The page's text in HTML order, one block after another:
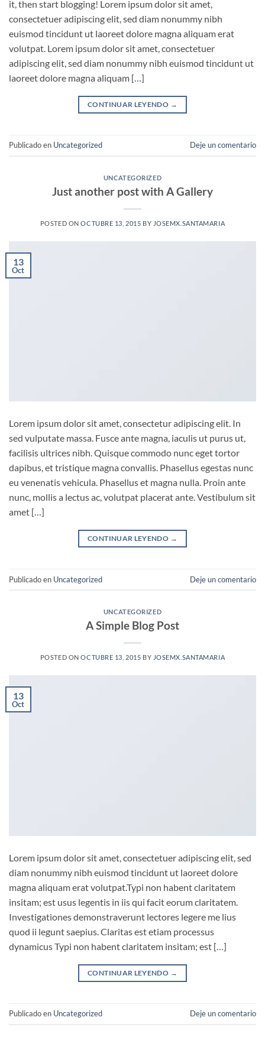
it, then start blogging! Lorem ipsum dolor sit amet,
consectetuer adipiscing elit, sed diam nonummy nibh
euismod tincidunt ut laoreet dolore magna aliquam erat
volutpat. Lorem ipsum dolor sit amet, consectetuer
adipiscing elit, sed diam nonummy nibh euismod tincidunt ut
laoreet dolore magna aliquam […]
CONTINUAR LEYENDO →
Publicado en Uncategorized Deje un comentario
UNCATEGORIZED
Just another post with A Gallery
POSTED ONOCTUBRE 13, 2015 BY JOSEMX.SANTAMARIA
13
Oct
Lorem ipsum dolor sit amet, consectetur adipiscing elit. In
sed vulputate massa. Fusce ante magna, iaculis ut purus ut,
facilisis ultrices nibh. Quisque commodo nunc eget tortor
dapibus, et tristique magna convallis. Phasellus egestas nunc
eu venenatis vehicula. Phasellus et magna nulla. Proin ante
nunc, mollis a lectus ac, volutpat placerat ante. Vestibulum sit
amet […]
CONTINUAR LEYENDO →
Publicado en Uncategorized Deje un comentario
UNCATEGORIZED
A Simple Blog Post
POSTED ONOCTUBRE 13, 2015 BY JOSEMX.SANTAMARIA
13
Oct
Lorem ipsum dolor sit amet, consectetuer adipiscing elit, sed
diam nonummy nibh euismod tincidunt ut laoreet dolore
magna aliquam erat volutpat.Typi non habent claritatem
insitam; est usus legentis in iis qui facit eorum claritatem.
Investigationes demonstraverunt lectores legere me lius
quod ii legunt saepius. Claritas est etiam processus
dynamicus Typi non habent claritatem insitam; est […]
CONTINUAR LEYENDO →
Publicado en Uncategorized Deje un comentario